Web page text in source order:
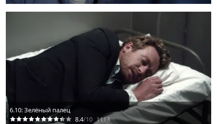
6.10: Зелёный палец
8.4/10 1113